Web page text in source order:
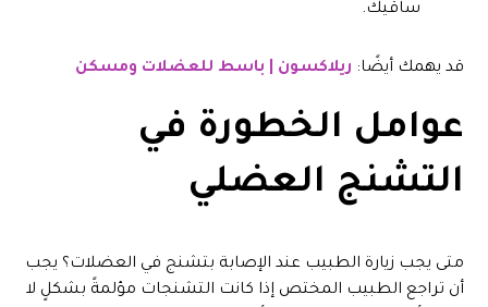
ساقيك.
قد يهمك أيضًا: ريلاكسون | باسط للعضلات ومسكن
عوامل الخطورة في
التشنج العضلي
متى يجب زيارة الطبيب عند الإصابة بتشنج في العضلات؟ يجب
أن تراجع الطبيب المختص إذا كانت التشنجات مؤلمةً بشكلٍ لا